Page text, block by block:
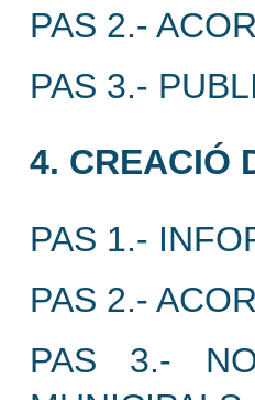
PAS 2.-
PAS 3.-
4. CREACIÓ
PAS 1.-
PAS 2.-
PAS 3.-